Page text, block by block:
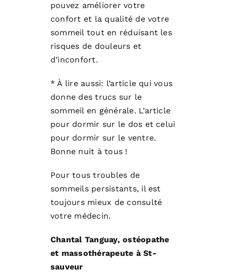
pouvez améliorer votre
confort et la qualité de votre
sommeil tout en réduisant les
risques de douleurs et
d’inconfort.
* À lire aussi: l’article qui vous
donne des trucs sur le
sommeil en générale. L’article
pour dormir sur le dos et celui
pour dormir sur le ventre.
Bonne nuit à tous !
Pour tous troubles de
sommeils persistants, il est
toujours mieux de consulté
votre médecin.
Chantal Tanguay, ostéopathe
et massothérapeute à St-
sauveur